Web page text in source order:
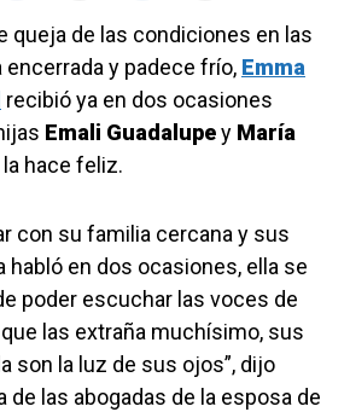
queja de las condiciones en las
encerrada y padece frío, Emma
recibió ya en dos ocasiones
Emali Guadalupey María
la hace feliz.
con su familia cercana y sus
habló en dos ocasiones, ella se
poder escuchar las voces de
las extraña muchísimo, sus
son la luz de sus ojos”, dijo
de las abogadas de la esposa de